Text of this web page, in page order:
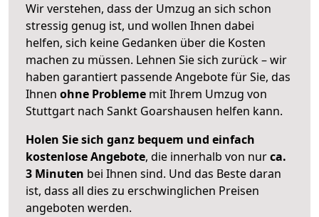
Wir verstehen, dass der Umzug an sich schon
stressig genug ist, und wollen Ihnen dabei
helfen, sich keine Gedanken über die Kosten
machen zu müssen. Lehnen Sie sich zurück – wir
haben garantiert passende Angebote für Sie, das
Ihnen ohne Probleme mit Ihrem Umzug von
Stuttgart nach Sankt Goarshausen helfen kann.
Holen Sie sich ganz bequem und einfach
kostenlose Angebote, die innerhalb von nurca.
3 Minuten bei Ihnen sind. Und das Beste daran
ist, dass all dies zu erschwinglichen Preisen
angeboten werden.